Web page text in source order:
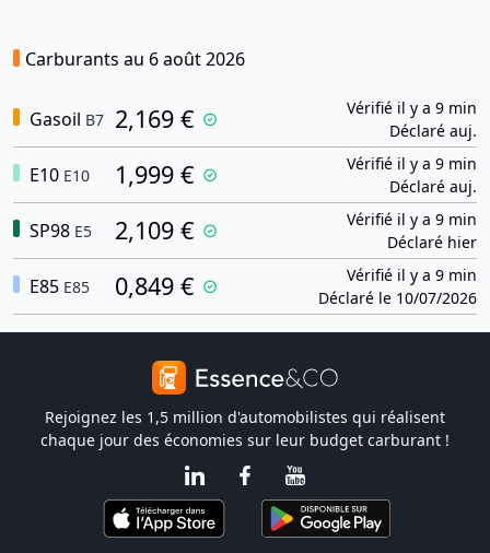
Carburants au 6 août 2026
Gasoil B7 2,169 €
Vérifié il y a 9 min
Déclaré auj.
E10 E10 1,999 €
Vérifié il y a 9 min
Déclaré auj.
SP98 E5 2,109 €
Vérifié il y a 9 min
Déclaré hier
E85 E85 0,849 €
Vérifié il y a 9 min
Déclaré le 10/07/2026
Rejoignez les 1,5 million d'automobilistes qui réalisent
chaque jour des économies sur leur budget carburant !